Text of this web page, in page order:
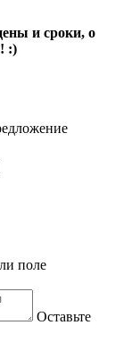
и сроки, о
:)
поле
Оставьте